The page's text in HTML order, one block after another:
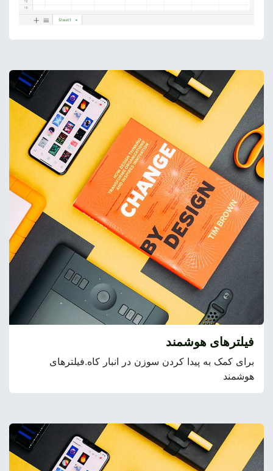
فیلترهای هوشمند
برای کمک به پیدا کردن سوزن در انبار کاه.فیلترهای
هوشمند